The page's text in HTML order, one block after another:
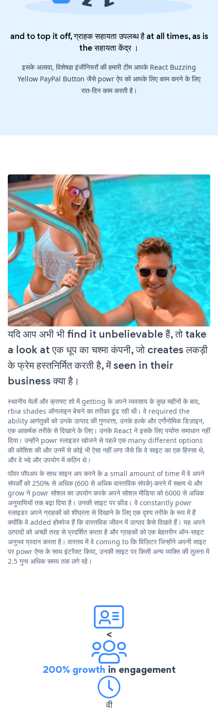
and to top it off, ग्राहक सहायता उपलब्ध है at all times, as is
theसहायता केंद्र।
इसके अलावा, विशेषज्ञ इंजीनियरों की हमारी टीम आपके React Buzzing
Yellow PayPal Button जैसे powr ऐप को आपके लिए काम करने के लिए
रात-दिन काम करती है।
यदि आप अभी भी find it unbelievable हैं, तो take
a look at एक धूप का चश्मा कंपनी, जो creates लकड़ी
के फ्रेम हस्तनिर्मित करती है, में seen in their
business क्या है।
स्थानीय मेलों और क्राफ्ट शो में getting के अपने व्यवसाय के कुछ महीनों के बाद,
rbia shades ऑनलाइन बेचने का तरीका ढूंढ रही थी। वे required the
ability आगंतुकों को उनके उत्पाद की गुणवत्ता, उनके हल्के और एर्गोनोमिक डिज़ाइन,
एक आकर्षक तरीके से दिखाने के लिए। उनके React ने इसके लिए पर्याप्त समाधान नहीं
दिया। उन्होंने powr स्लाइडर खोजने से पहले एक many different options
की कोशिश की और उनमें से कोई भी ऐसा नहीं लगा जैसे कि वे साइट का एक हिस्सा थे,
और वे भद्दे और उपयोग में कठिन थे।
पॉवर पॉपअप के साथ साइन अप करने के a small amount of time में वे अपने
संपर्कों को 250% से अधिक (600 से अधिक वास्तविक संपर्क) करने में सक्षम थे और
grow ने powr सोशल का उपयोग करके अपने सोशल मीडिया को 6000 से अधिक
अनुयायियों तक बढ़ा दिया है। उनकी साइट पर फ़ीड। वे constantly powr
स्लाइडर अपने ग्राहकों को शीघ्रता से दिखाने के लिए एक दृश्य तरीके के रूप में हैं
क्योंकि वे added होमपेज हैं कि वास्तविक जीवन में उत्पाद कैसे दिखते हैं। यह अपने
उत्पादों को अच्छी तरह से प्रदर्शित करता है और ग्राहकों को एक बेहतरीन ऑन-साइट
अनुभव प्रदान करता है। वास्तव में वे coming to कि विज़िटर जिन्होंने अपनी साइट
पर powr ऐप्स के साथ इंटरैक्ट किया, उनकी साइट पर किसी अन्य व्यक्ति की तुलना में
2.5 गुना अधिक समय तक लगे रहे।
<
200% growth in engagement
वी